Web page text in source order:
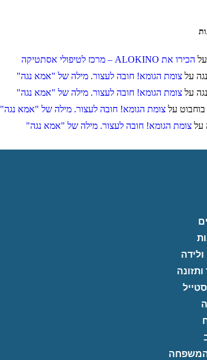
על הכירו את ALOKINO – מרכז לטיפולי אסתטיקה
על צומת הגומא! חובה לעצור. מילה של "אמא נגה"
על צומת הגומא! חובה לעצור. מילה של "אמא נגה"
בוחבוט על צומת הגומא! חובה לעצור. מילה של "אמא נגה"
על צומת הגומא! חובה לעצור. מילה של "אמא נגה"
ולידה